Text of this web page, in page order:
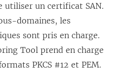
utiliser un certificat SAN.
domaines, les
sont pris en charge.
Tool prend en charge
PKCS #12 et PEM.